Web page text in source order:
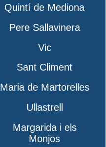
Quintí de Mediona
Pere Sallavinera
Vic
Sant Climent
Maria de Martorelles
Ullastrell
Margarida i els
Monjos